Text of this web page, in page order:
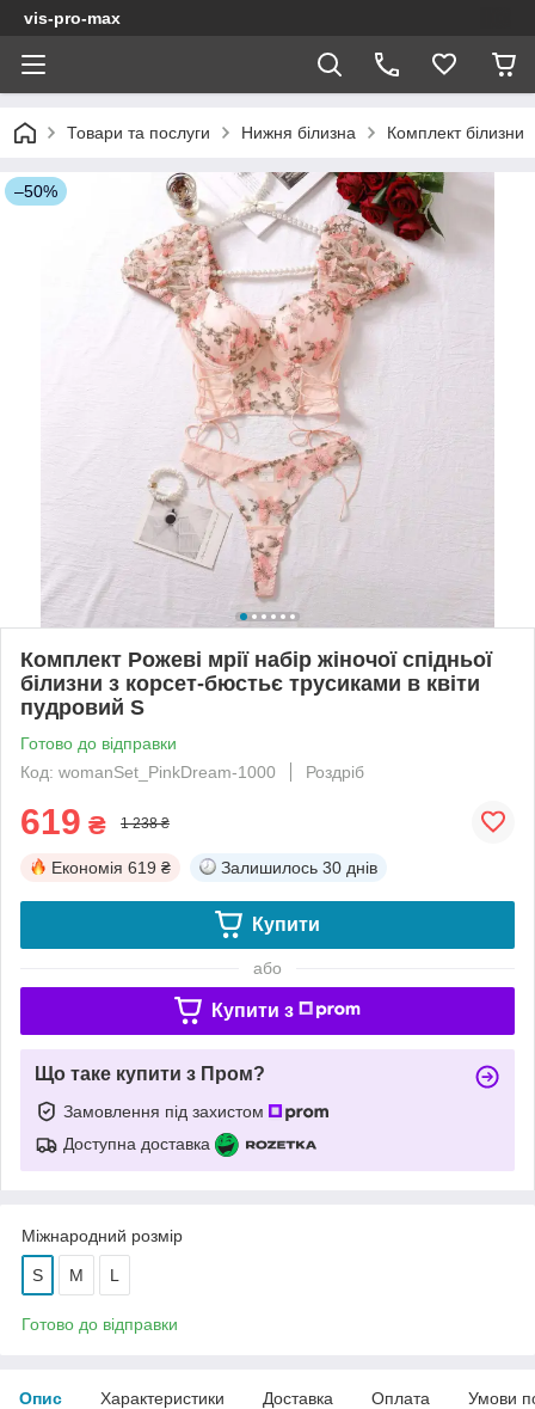
vis-pro-max
Товари та послуги Нижня білизна Комплект білизни
–50%
Комплект Рожеві мрії набір жіночої спідньої
білизни з корсет-бюстьє трусиками в квіти
пудровий S
Готово до відправки
Код: womanSet_PinkDream-1000
Роздріб
619 ₴ 1 238 ₴
Економія 619 ₴ Залишилось 30 днів
Купити
або
Купити з
Що таке купити з Пром?
Замовлення під захистом
Доступна доставка
Міжнародний розмір
S M L
Готово до відправки
Опис Характеристики Доставка Оплата Умови